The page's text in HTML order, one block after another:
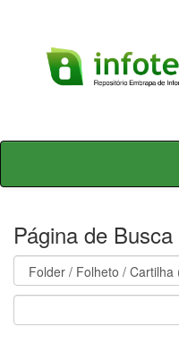
Skip
Página de Busca